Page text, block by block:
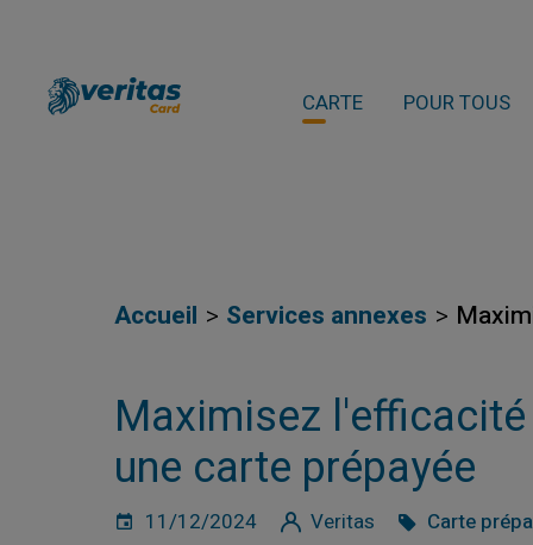
CARTE POUR TOUS
Accueil Services annexes
Maximisez
une carte prépayée
11/12/2024 Veritas Carte